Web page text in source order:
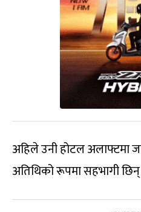
अहिले उनी होटल अलाफ्टमा
अतिथिको रूपमा सहभागी छिन्